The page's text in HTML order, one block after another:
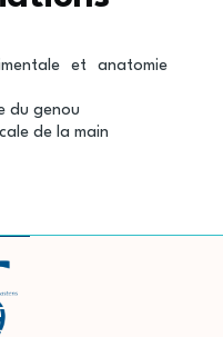
et anatomie
du genou
de la main